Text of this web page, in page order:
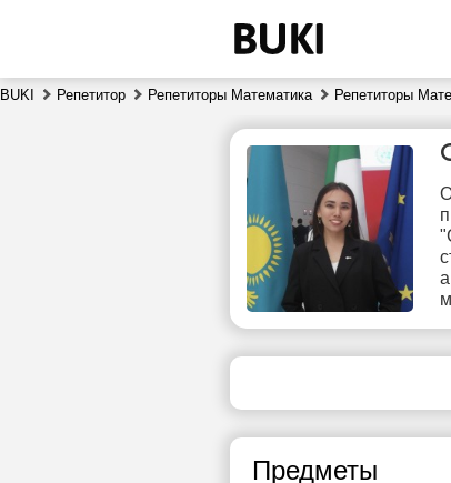
BUKI Репетитор Репетиторы Математика Репетиторы
Предметы
сб
8
свободных